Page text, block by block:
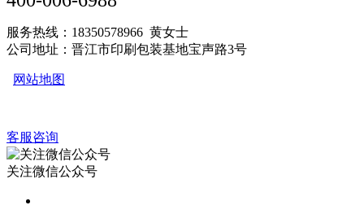
服务热线：18350578966 黄女士
公司地址：晋江市印刷包装基地宝声路3号
网站地图
客服咨询
关注微信公众号